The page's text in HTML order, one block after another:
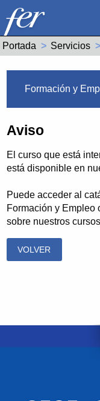
Portada Servicios
Formación y
Aviso
El curso que está
está disponible en
Puede acceder al
Formación y Empleo
sobre nuestros
VOLVER